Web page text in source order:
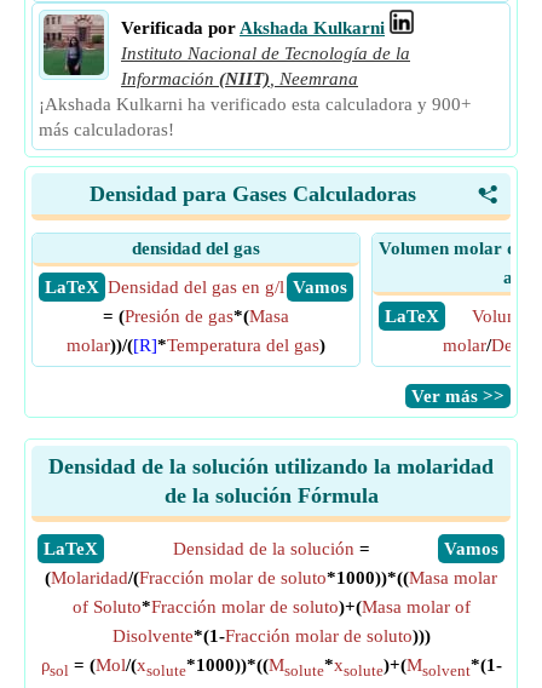
Verificada por Akshada Kulkarni
Instituto Nacional de Tecnología de la
Información (NIIT)
Neemrana
¡Akshada Kulkarni ha verificado esta calculadora y 900+
más calculadoras!
<
Densidad para Gases Calculadoras
densidad del gas
​ LaTeX
​ Vamos
Densidad del gas en g/l
= (Presión de gas*(Masa
molar))/([R]*Temperatura del gas)
Volumen molar de
​ LaTeX
Volumen
molar/
​Ver más >>
Densidad de la solución utilizando la molaridad
de la solución Fórmula
​LaTeX ​Vamos
Densidad de la solución =
(Molaridad/(Fracción molar de soluto*1000))*((Masa molar
of Soluto*Fracción molar de soluto)+(Masa molar of
Disolvente*(1-Fracción molar de soluto)))
ρsol = (Mol/(xsolute*1000))*((Msolute*xsolute)+(Msolvent*(1-